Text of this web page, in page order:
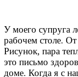
У моего супруга
рабочем столе.
Рисунок, пара
это письмо
доме. Когда я с